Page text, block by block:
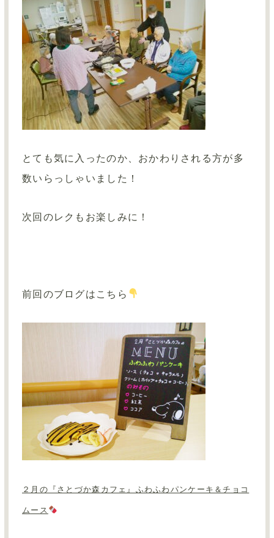
とても気に入ったのか、おかわりされる方が多
数いらっしゃいました！
次回のレクもお楽しみに！
前回のブログはこちら
２月の『さとづか森カフェ』ふわふわパンケーキ＆チョコ
ムース